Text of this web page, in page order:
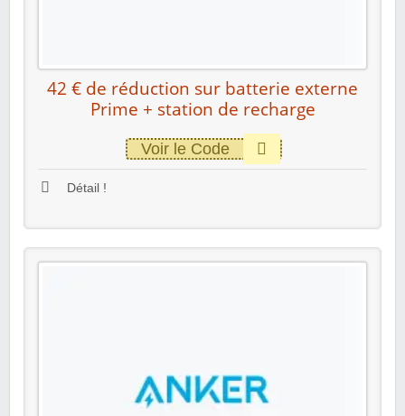
42 € de réduction sur batterie externe
Prime + station de recharge
Voir le Code
Détail !